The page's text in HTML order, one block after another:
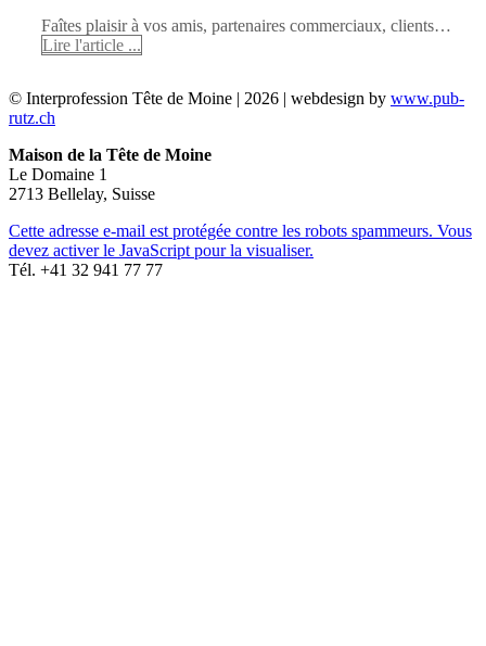
Faîtes plaisir à vos amis, partenaires commerciaux, clients…
Lire l'article ...
© Interprofession Tête de Moine | 2026 | webdesign by www.pub-
rutz.ch
Maison de la Tête de Moine
Le Domaine 1
2713 Bellelay, Suisse
Cette adresse e-mail est protégée contre les robots spammeurs. Vous
devez activer le JavaScript pour la visualiser.
Tél. +41 32 941 77 77